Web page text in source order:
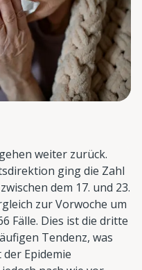
weiter zurück.
ging die Zahl
dem 17. und 23.
zur Vorwoche um
Fälle. Dies ist die dritte
Tendenz, was
Epidemie